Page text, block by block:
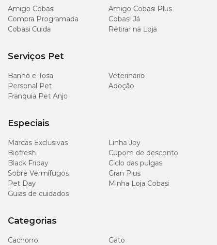
Amigo Cobasi
Amigo Cobasi Plus
Compra Programada
Cobasi Já
Cobasi Cuida
Retirar na Loja
Serviços Pet
Banho e Tosa
Veterinário
Personal Pet
Adoção
Franquia Pet Anjo
Especiais
Marcas Exclusivas
Linha Joy
Biofresh
Cupom de desconto
Black Friday
Ciclo das pulgas
Sobre Vermífugos
Gran Plus
Pet Day
Minha Loja Cobasi
Guias de cuidados
Categorias
Cachorro
Gato